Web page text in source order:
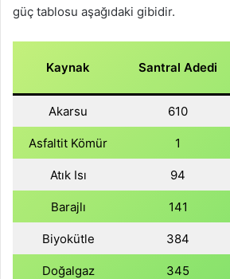
güç tablosu aşağıdaki gibidir.
Kaynak Santral Adedi
Akarsu 610
Asfaltit Kömür 1
Atık Isı 94
Barajlı 141
Biyokütle 384
Doğalgaz 345